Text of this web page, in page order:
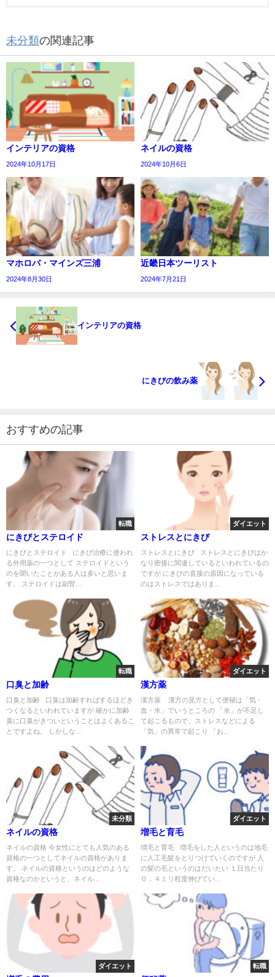
未分類の関連記事
インテリアの資格
2024年10月17日
ネイルの資格
2024年10月6日
マホロバ・マインズ三浦
2024年8月30日
近畿日本ツーリスト
2024年7月21日
インテリアの資格
にきびの飲み薬
おすすめの記事
転職
にきびとステロイド
にきびとステロイド にきび治療に使われ
る外用薬の一つとして ステロイドという
のを聞いたことがある人は多いと思いま
す。 ステロイドは副腎...
ダイエット
ストレスとにきび
ストレスとにきび ストレスとにきびはか
なり密接に関連しているといわれているの
ですが にきびの直接の原因になっている
のはストレスではありま...
転職
口臭と加齢
口臭と加齢 口臭は加齢すればするほどき
つくなるといわれていますが 確かに加齢
臭に口臭がきついということはよくあるこ
とですよね。 しかしな...
ダイエット
漢方薬
漢方薬 漢方の見方として便秘は「気・
血・水」でいうところの 「水」が不足し
て起こるもので、ストレスなどによる
「気」の異常で起こり 「お...
未分類
ネイルの資格
ネイルの資格 今女性にとても人気のある
資格の一つとしてネイルの資格がありま
す。 ネイルの資格というのはどのような
資格なのかというと、ネイル...
ダイエット
増毛と育毛
増毛と育毛 増毛をした人というのは地毛
に人工毛髪をとりつけていくのですが 人
の髪の毛というのはだいたい １日当たり
０．４ミリ程度伸びてい...
ダイエット 転職